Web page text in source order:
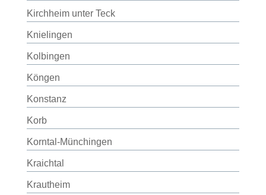
Kirchheim unter Teck
Knielingen
Kolbingen
Köngen
Konstanz
Korb
Korntal-Münchingen
Kraichtal
Krautheim